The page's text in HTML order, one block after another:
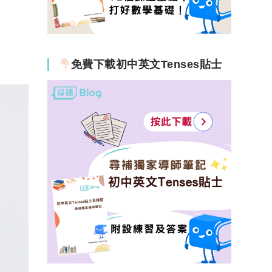
免費下載初中英文Tenses貼士